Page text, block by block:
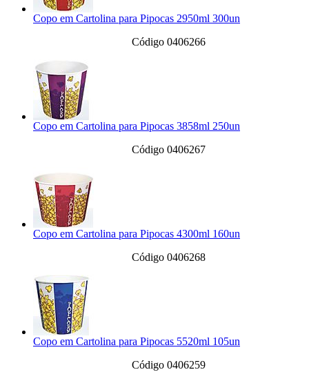
Copo em Cartolina para Pipocas 2950ml 300un
Código 0406266
Copo em Cartolina para Pipocas 3858ml 250un
Código 0406267
Copo em Cartolina para Pipocas 4300ml 160un
Código 0406268
Copo em Cartolina para Pipocas 5520ml 105un
Código 0406259